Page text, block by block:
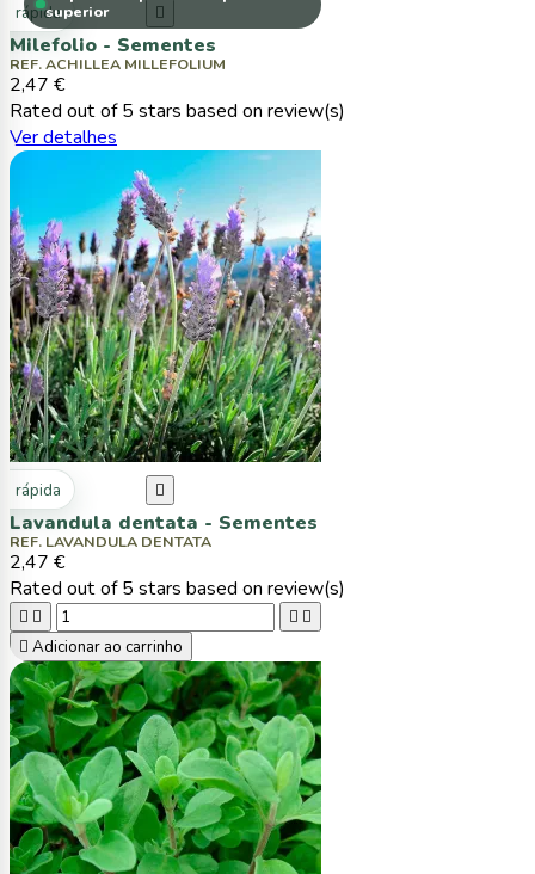
superior
rápida 
Milefolio - Sementes
REF. ACHILLEA MILLEFOLIUM
2,47 €
Rated out of 5 stars based on review(s)
Ver detalhes
rápida 
Lavandula dentata - Sementes
REF. LAVANDULA DENTATA
2,47 €
Rated out of 5 stars based on review(s)
   
 Adicionar ao carrinho